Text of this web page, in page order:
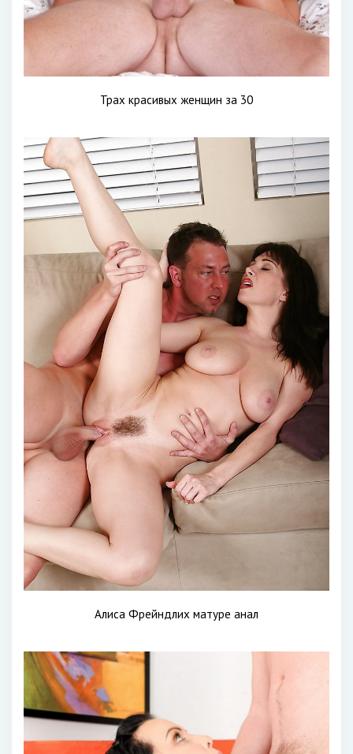
Трах красивых женщин за 30
Алиса Фрейндлих матуре анал